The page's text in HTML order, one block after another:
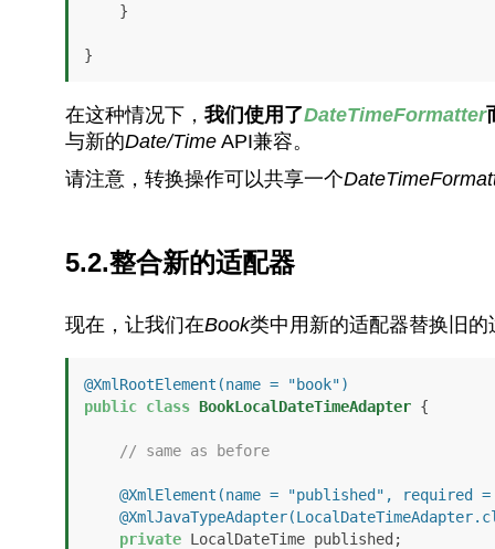
}
在这种情况下， 我们使用了DateTimeFormatter
与新的Date/TimeAPI兼容。
请注意，转换操作可以共享一个
5.2.整合新的适配器
现在，让我们在Book类中用新的适配器替换旧的
@XmlRootElement(name = "book")
public class BookLocalDateTimeAdapter {
// same as before
@XmlElement(name = "published", required
private LocalDateTime published;